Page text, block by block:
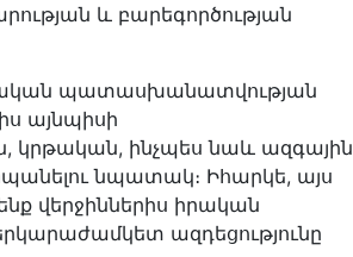
և բարեգործության
պատասխանատվության
այնպիսի
կրթական, ինչպես նաև ազգային
նպատակ։ Իհարկե, այս
վերջիններիս իրական
ազդեցությունը